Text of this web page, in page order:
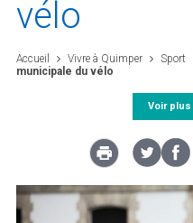
Vivre à Quimper
Découvrir
Quimper demain
Quimper
vélo
Accueil Vivre à Quimper Sport
municipale du vélo
Voir